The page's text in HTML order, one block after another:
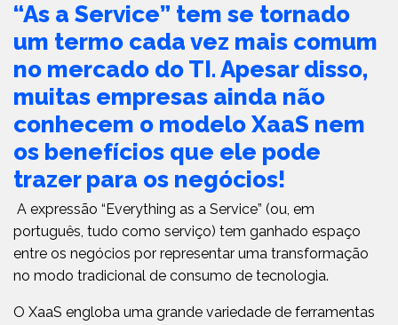
“As a Service” tem se tornado
um termo cada vez mais comum
no mercado do TI. Apesar disso,
muitas empresas ainda não
conhecem o modelo XaaS nem
os benefícios que ele pode
trazer para os negócios!
A expressão “Everything as a Service” (ou, em
português, tudo como serviço) tem ganhado espaço
entre os negócios por representar uma transformação
no modo tradicional de consumo de tecnologia.
O XaaS engloba uma grande variedade de ferramentas